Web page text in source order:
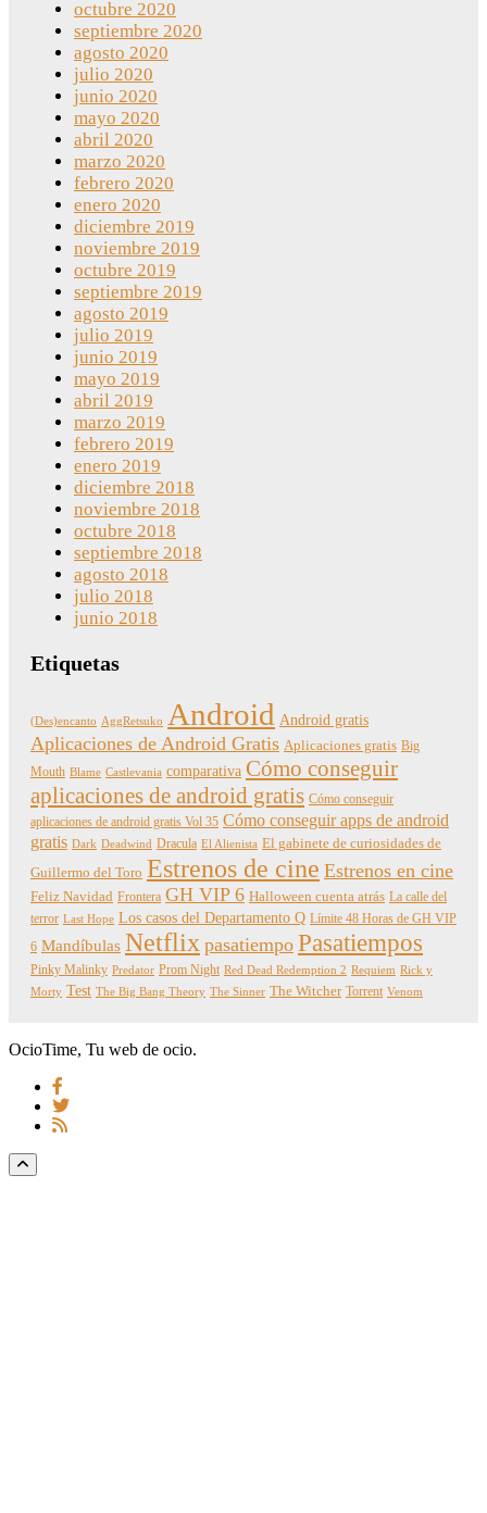
octubre 2020
septiembre 2020
agosto 2020
julio 2020
junio 2020
mayo 2020
abril 2020
marzo 2020
febrero 2020
enero 2020
diciembre 2019
noviembre 2019
octubre 2019
septiembre 2019
agosto 2019
julio 2019
junio 2019
mayo 2019
abril 2019
marzo 2019
febrero 2019
enero 2019
diciembre 2018
noviembre 2018
octubre 2018
septiembre 2018
agosto 2018
julio 2018
junio 2018
Etiquetas
(Des)encanto AggRetsuko Android Android gratis
Aplicaciones de Android Gratis Aplicaciones gratis Big
Mouth Blame Castlevania comparativa Cómo conseguir
aplicaciones de android gratis Cómo conseguir
aplicaciones de android gratis Vol 35 Cómo conseguir apps de android
gratis Dark Deadwind Dracula El Alienista El gabinete de curiosidades de
Guillermo del Toro Estrenos de cine Estrenos en cine
Feliz Navidad Frontera GH VIP 6 Halloween cuenta atrás La calle del
terror Last Hope Los casos del Departamento Q Límite 48 Horas de GH VIP
6 Mandíbulas Netflix pasatiempo Pasatiempos
Pinky Malinky Predator Prom Night Red Dead Redemption 2 Requiem Rick y
Morty Test The Big Bang Theory The Sinner The Witcher Torrent Venom
OcioTime, Tu web de ocio.